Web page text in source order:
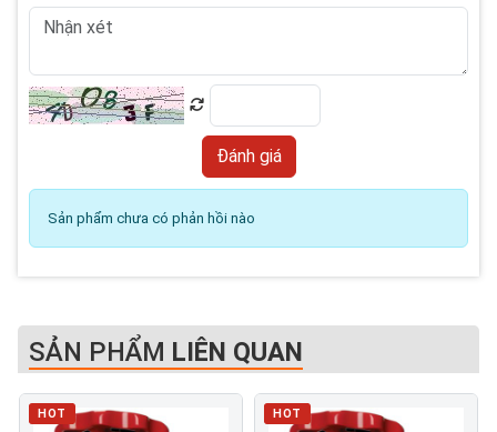
Sản phẩm chưa có phản hồi nào
SẢN PHẨM LIÊN QUAN
HOT HOT